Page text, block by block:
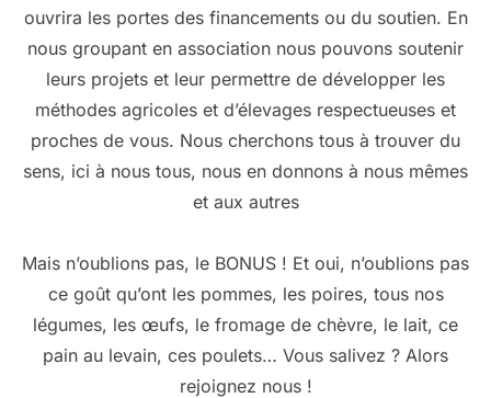
ouvrira les portes des financements ou du soutien. En
nous groupant en association nous pouvons soutenir
leurs projets et leur permettre de développer les
méthodes agricoles et d’élevages respectueuses et
proches de vous. Nous cherchons tous à trouver du
sens, ici à nous tous, nous en donnons à nous mêmes
et aux autres
Mais n’oublions pas, le BONUS ! Et oui, n’oublions pas
ce goût qu’ont les pommes, les poires, tous nos
légumes, les œufs, le fromage de chèvre, le lait, ce
pain au levain, ces poulets… Vous salivez ? Alors
rejoignez nous !